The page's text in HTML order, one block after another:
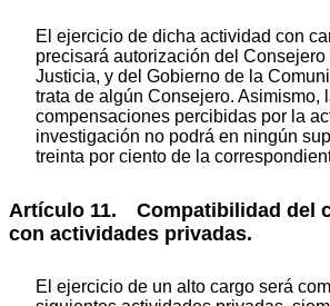
El ejercicio de dicha actividad con
precisará autorización del
Justicia, y del Gobierno de la
trata de algún Consejero. Asimismo,
compensaciones percibidas por la
investigación no podrá en ningún
treinta por ciento de la
Artículo 11. Compatibilidad del
con actividades privadas.
El ejercicio de un alto cargo será